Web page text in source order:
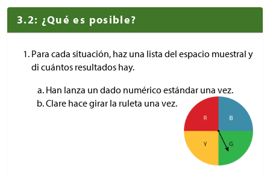
3.2: ¿Qué es posible?
Para cada situación, haz una lista del espacio muestral y
di cuántos resultados hay.
Han lanza un dado numérico estándar una vez.
Clare hace girar la ruleta una vez.